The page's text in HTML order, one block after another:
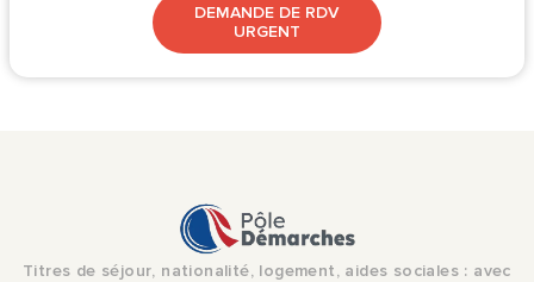
DEMANDE DE RDV
URGENT
Titres de séjour, nationalité, logement, aides sociales : avec